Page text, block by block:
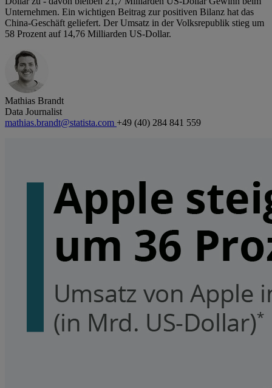
Unternehmen. Ein wichtigen Beitrag zur positiven Bilanz hat das
China-Geschäft geliefert. Der Umsatz in der Volksrepublik stieg um
58 Prozent auf 14,76 Milliarden US-Dollar.
Mathias Brandt
Data Journalist
mathias.brandt@statista.com +49 (40) 284 841 559